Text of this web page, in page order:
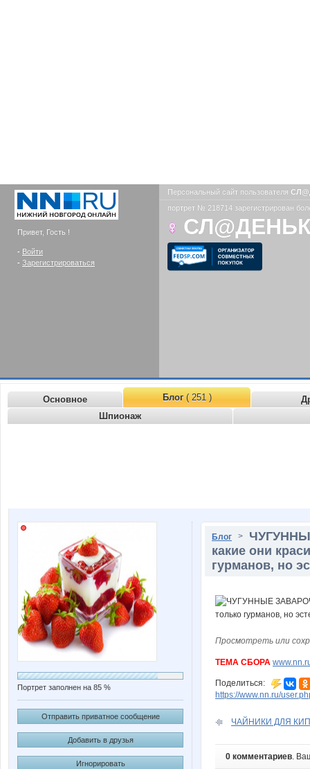
Привет, Гость !
- Войти
- Зарегистрироваться
Персональный сайт пользователя
портрет № 218714 зарегистрирован
Основное Блог( 251 )
Шпионаж
Портрет заполнен на 85 %
Отправить приватное сообщение
Добавить в друзья
Игнорировать
Блог >
какие они
гурманов, но
Просмотреть или
ТЕМА СБОРА
Поделиться:
https://www.nn.ru/
ЧАЙНИКИ ДЛЯ
0 комментариев.